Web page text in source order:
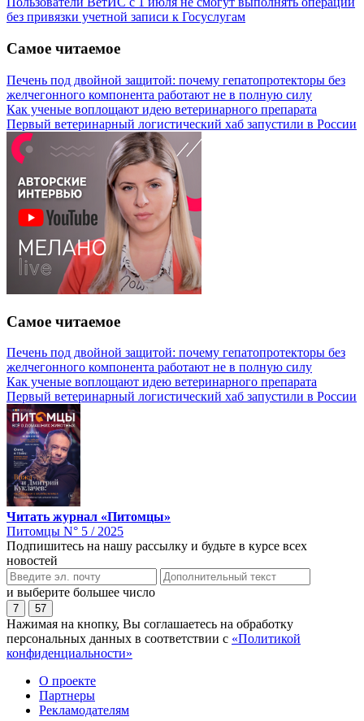
без привязки учетной записи к Госуслугам
Самое читаемое
Печень под двойной защитой: почему гепатопротекторы без
желчегонного компонента работают не в полную силу
Как ученые воплощают идею ветеринарного препарата
Первый ветеринарный логистический хаб запустили в России
Самое читаемое
Печень под двойной защитой: почему гепатопротекторы без
желчегонного компонента работают не в полную силу
Как ученые воплощают идею ветеринарного препарата
Первый ветеринарный логистический хаб запустили в России
Читать журнал «Питомцы»
Питомцы N° 5 / 2025
Подпишитесь на нашу рассылку и будьте в курсе всех
новостей
и выберите большее число
7 57
Нажимая на кнопку, Вы соглашаетесь на обработку
персональных данных в соответствии с «Политикой
конфиденциальности»
О проекте
Партнеры
Рекламодателям